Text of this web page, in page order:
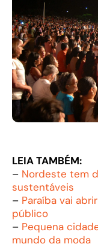
LEIA TAMBÉM:
– Nordeste tem
sustentáveis
– Paraíba vai
público
– Pequena
mundo da moda